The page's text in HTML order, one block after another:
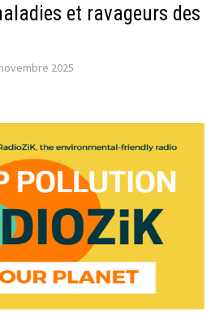
et ravageurs des
2025